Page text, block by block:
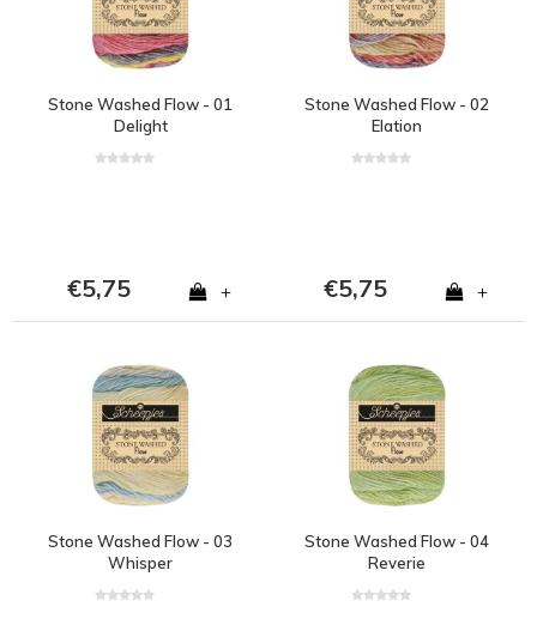
Stone Washed Flow - 01
Delight
€5,75 +
Stone Washed Flow - 02
Elation
€5,75 +
Stone Washed Flow - 03
Whisper
Stone Washed Flow - 04
Reverie